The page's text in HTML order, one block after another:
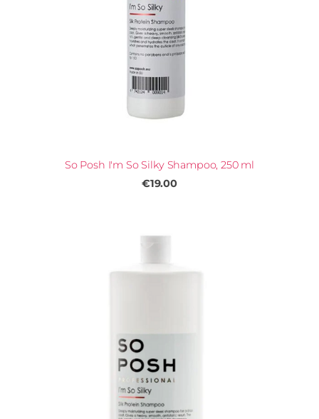
So Posh I'm So Silky Shampoo, 250 ml
€19.00